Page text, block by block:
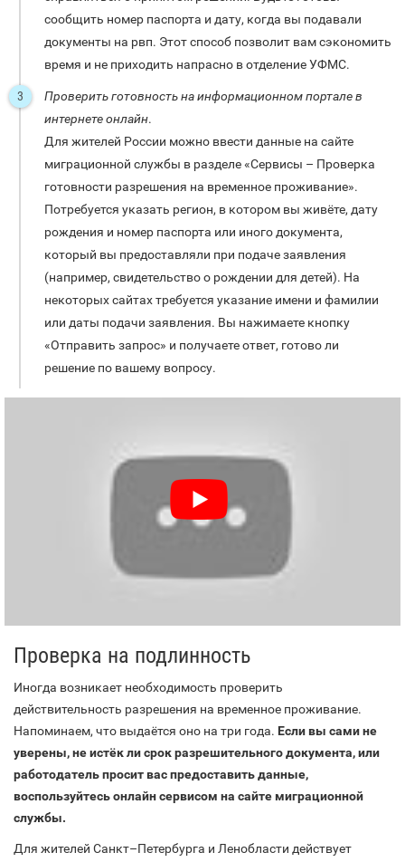
сообщить номер паспорта и дату, когда вы подавали
документы на рвп. Этот способ позволит вам сэкономить
время и не приходить напрасно в отделение УФМС.
Проверить готовность на информационном портале в
интернете онлайн.
Для жителей России можно ввести данные на сайте
миграционной службы в разделе «Сервисы – Проверка
готовности разрешения на временное проживание».
Потребуется указать регион, в котором вы живёте, дату
рождения и номер паспорта или иного документа,
который вы предоставляли при подаче заявления
(например, свидетельство о рождении для детей). На
некоторых сайтах требуется указание имени и фамилии
или даты подачи заявления. Вы нажимаете кнопку
«Отправить запрос» и получаете ответ, готово ли
решение по вашему вопросу.
Проверка на подлинность
Иногда возникает необходимость проверить
действительность разрешения на временное проживание.
Напоминаем, что выдаётся оно на три года. Если вы сами не
уверены, не истёк ли срок разрешительного документа, или
работодатель просит вас предоставить данные,
воспользуйтесь онлайн сервисом на сайте миграционной
службы.
Для жителей Санкт–Петербурга и Ленобласти действует